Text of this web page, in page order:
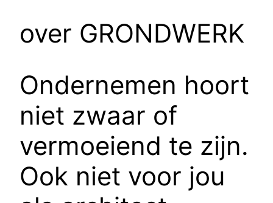
over GRONDWERK
Ondernemen hoort
niet zwaar of
vermoeiend te zijn.
Ook niet voor jou